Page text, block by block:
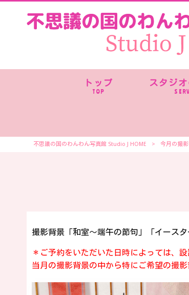
トップ
TOP
スタジ
不思議の国のわんわん写真館 Studio J HOME > 今月の撮
撮影背景「和室～端午の節句」「イース
＊ご予約をいただいた日時によっては、
当月の撮影背景の中から特にご希望の撮